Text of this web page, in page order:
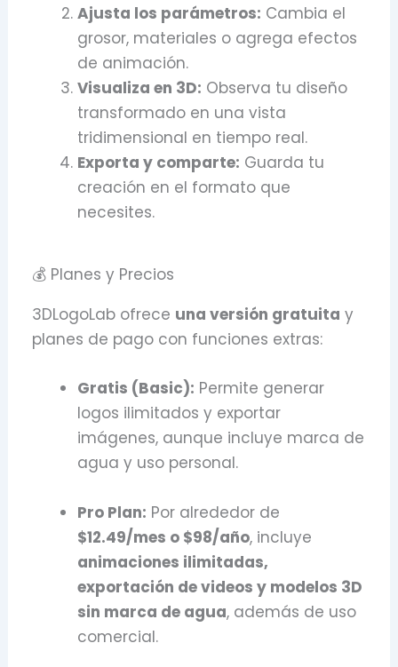
Ajusta los parámetros: Cambia el
grosor, materiales o agrega efectos
de animación.
Visualiza en 3D: Observa tu diseño
transformado en una vista
tridimensional en tiempo real.
Exporta y comparte: Guarda tu
creación en el formato que
necesites.
💰 Planes y Precios
3DLogoLab ofrece una versión gratuita y
planes de pago con funciones extras:
Gratis (Basic): Permite generar
logos ilimitados y exportar
imágenes, aunque incluye marca de
agua y uso personal.
Pro Plan: Por alrededor de
$12.49/mes o $98/año, incluye
animaciones ilimitadas,
exportación de videos y modelos 3D
sin marca de agua, además de uso
comercial.